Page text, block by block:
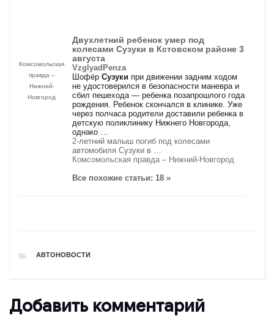
Комсомольская
правда –
Нижний-
Новгород
Двухлетний ребенок умер под
колесамиСузуки в Кстовском районе 3
августа
VzglyadPenza
ШофёрСузуки при движении задним ходом
не удостоверился в безопасности маневра и
сбил пешехода — ребенка позапрошлого года
рождения. Ребенок скончался в клинике. Уже
через полчаса родители доставили ребенка в
детскую поликлинику Нижнего Новгорода,
однако …
2-летний малыш погиб под колесами
автомобиля Сузуки в …
Комсомольская правда – Нижний-Новгород
Все похожие статьи: 18 »
РУБРИКИ
АВТОНОВОСТИ
Добавить комментарий